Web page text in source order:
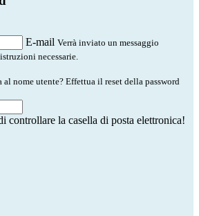
E-mail Verrà inviato un messaggio
necessarie.
al nome utente? Effettua il reset della password
controllare la casella di posta elettronica!